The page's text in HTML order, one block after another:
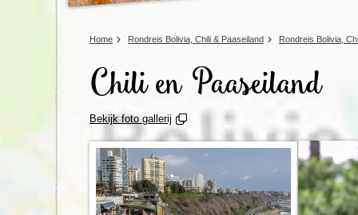
Home Rondreis Bolivia, Chili & Paaseiland Rondreis Bolivia,
Chili en Paaseiland
Bekijk foto gallerij